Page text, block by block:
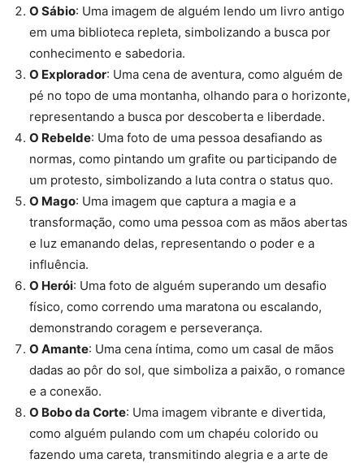
O Sábio: Uma imagem de alguém lendo um livro antigo
em uma biblioteca repleta, simbolizando a busca por
conhecimento e sabedoria.
O Explorador: Uma cena de aventura, como alguém de
pé no topo de uma montanha, olhando para o horizonte,
representando a busca por descoberta e liberdade.
O Rebelde: Uma foto de uma pessoa desafiando as
normas, como pintando um grafite ou participando de
um protesto, simbolizando a luta contra o status quo.
O Mago: Uma imagem que captura a magia e a
transformação, como uma pessoa com as mãos abertas
e luz emanando delas, representando o poder e a
influência.
O Herói: Uma foto de alguém superando um desafio
físico, como correndo uma maratona ou escalando,
demonstrando coragem e perseverança.
O Amante: Uma cena íntima, como um casal de mãos
dadas ao pôr do sol, que simboliza a paixão, o romance
e a conexão.
O Bobo da Corte: Uma imagem vibrante e divertida,
como alguém pulando com um chapéu colorido ou
fazendo uma careta, transmitindo alegria e a arte de